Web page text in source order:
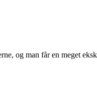
og man får en meget